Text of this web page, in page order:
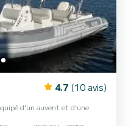
4.7 (10 avis)
d'un auvent et d'une